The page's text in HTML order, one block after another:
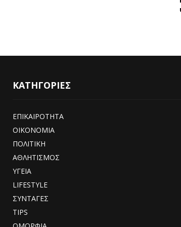
ΚΑΤΗΓΟΡΙΕΣ
ΕΠΙΚΑΙΡΟΤΗΤΑ
ΟΙΚΟΝΟΜΙΑ
ΠΟΛΙΤΙΚΗ
ΑΘΛΗΤΙΣΜΟΣ
ΥΓΕΙΑ
LIFESTYLE
ΣΥΝΤΑΓΕΣ
TIPS